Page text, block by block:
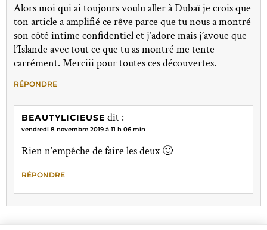
Alors moi qui ai toujours voulu aller à Dubaï je crois que
ton article a amplifié ce rêve parce que tu nous a montré
son côté intime confidentiel et j’adore mais j’avoue que
l’Islande avec tout ce que tu as montré me tente
carrément. Merciii pour toutes ces découvertes.
RÉPONDRE
BEAUTYLICIEUSE dit :
vendredi 8 novembre 2019 à 11 h 06 min
Rien n’empêche de faire les deux 🙂
RÉPONDRE